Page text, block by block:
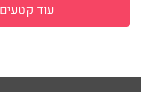
עוד קטעים